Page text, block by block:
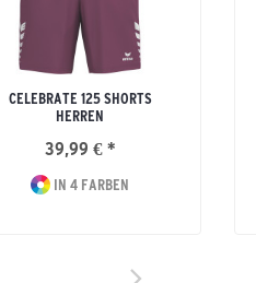
CELEBRATE 125 SHORTS
HERREN
39,99 € *
IN 4 FARBEN